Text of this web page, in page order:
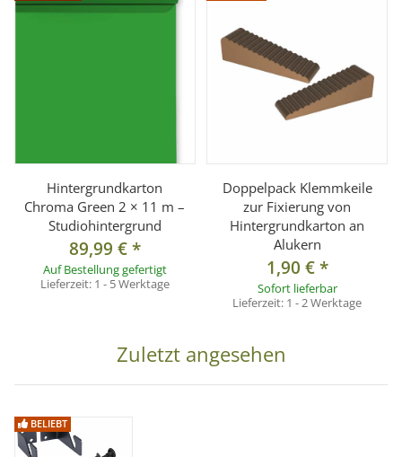
Hintergrundkarton
Chroma Green 2 × 11 m –
Studiohintergrund
89,99 €*
Auf Bestellung gefertigt
Lieferzeit: 1 - 5 Werktage
Doppelpack Klemmkeile
zur Fixierung von
Hintergrundkarton an
Alukern
1,90 €*
Sofort lieferbar
Lieferzeit: 1 - 2 Werktage
Zuletzt angesehen
BELIEBT